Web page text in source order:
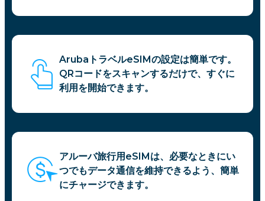
ArubaトラベルeSIMの設定は簡単です。
QRコードをスキャンするだけで、すぐに
利用を開始できます。
アルーバ旅行用eSIMは、必要なときにい
つでもデータ通信を維持できるよう、簡単
にチャージできます。